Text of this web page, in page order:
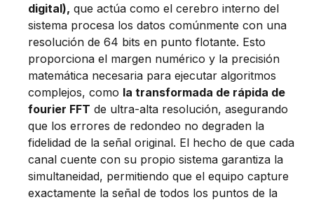
digital), que actúa como el cerebro interno del
sistema procesa los datos comúnmente con una
resolución de 64 bits en punto flotante. Esto
proporciona el margen numérico y la precisión
matemática necesaria para ejecutar algoritmos
complejos, como la transformada de rápida de
fourier FFT de ultra-alta resolución, asegurando
que los errores de redondeo no degraden la
fidelidad de la señal original. El hecho de que cada
canal cuente con su propio sistema garantiza la
simultaneidad, permitiendo que el equipo capture
exactamente la señal de todos los puntos de la